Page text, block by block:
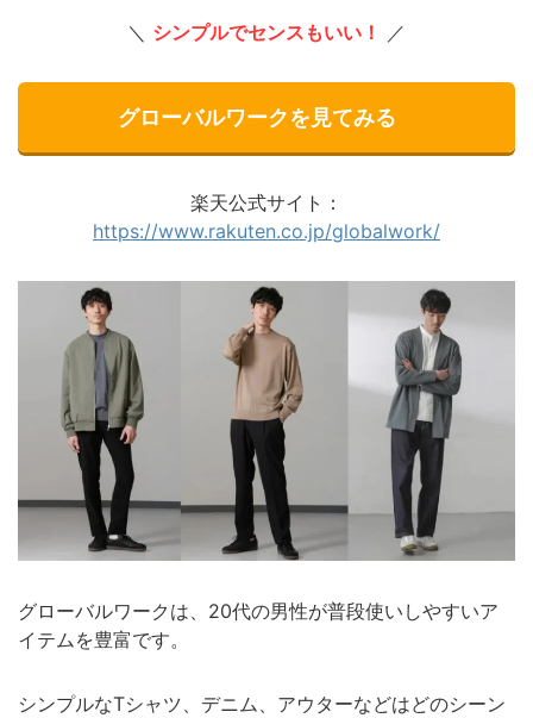
＼ シンプルでセンスもいい！ ／
グローバルワークを見てみる
楽天公式サイト：
https://www.rakuten.co.jp/globalwork/
グローバルワークは、20代の男性が普段使いしやすいア
イテムを豊富です。
シンプルなTシャツ、デニム、アウターなどはどのシーン